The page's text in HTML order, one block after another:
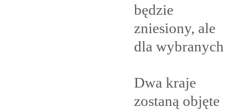
będzie
zniesiony, ale
dla wybranych
Dwa kraje
zostaną objęte